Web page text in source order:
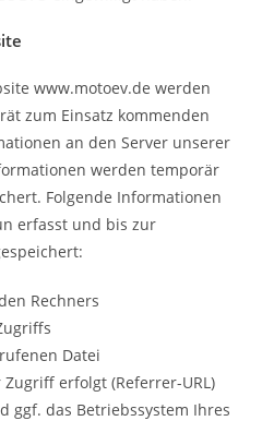
www.motoev.de werden
zum Einsatz kommenden
an den Server unserer
werden temporär
Folgende Informationen
erfasst und bis zur
Rechners
Datei
erfolgt (Referrer-URL)
ggf. das Betriebssystem Ihres